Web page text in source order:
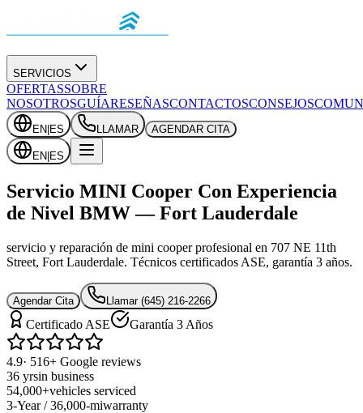
SERVICIOS
OFERTASSOBRE
NOSOTROSGUÍARESEÑASCONTACTOSCONSEJOS
EN ES LLAMAR AGENDAR CITA
EN ES
Servicio MINI Cooper Con Experiencia
de Nivel BMW — Fort Lauderdale
servicio y reparación de mini cooper profesional en 707 NE 11th
Street, Fort Lauderdale. Técnicos certificados ASE, garantía 3 años.
Agendar Cita Llamar (645) 216-2266
Certificado ASE Garantía 3 Años
4.9· 516+ Google reviews
36 yrsin business
54,000+vehicles serviced
3-Year / 36,000-miwarranty